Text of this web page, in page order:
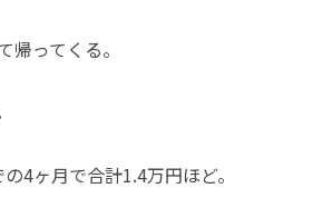
ってくる。
4ヶ月で合計1.4万円ほど。